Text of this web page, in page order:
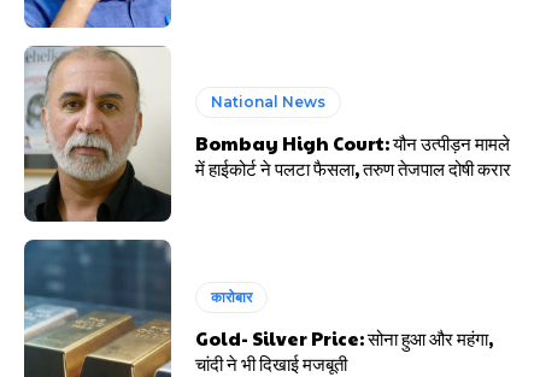
National News
Bombay High Court: यौन उत्पीड़न मामले
में हाईकोर्ट ने पलटा फैसला, तरुण तेजपाल दोषी करार
कारोबार
Gold- Silver Price: सोना हुआ और महंगा,
चांदी ने भी दिखाई मजबूती